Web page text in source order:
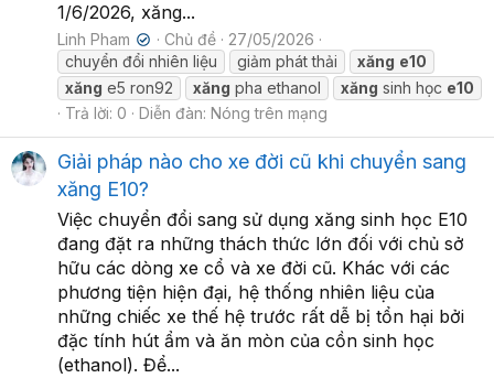
1/6/2026, xăng...
Linh Pham ✔ Chủ đề
27/05/2026
chuyển đổi nhiên liệu
giảm phát thải xăng e10
xăng e5 ron92 xăng pha ethanol xăng sinh học e10
Trả lời: 0
Diễn đàn: Nóng trên mạng
Giải pháp nào cho xe đời cũ khi chuyển sang
xăng E10?
Việc chuyển đổi sang sử dụng xăng sinh học E10
đang đặt ra những thách thức lớn đối với chủ sở
hữu các dòng xe cổ và xe đời cũ. Khác với các
phương tiện hiện đại, hệ thống nhiên liệu của
những chiếc xe thế hệ trước rất dễ bị tổn hại bởi
đặc tính hút ẩm và ăn mòn của cồn sinh học
(ethanol). Để...